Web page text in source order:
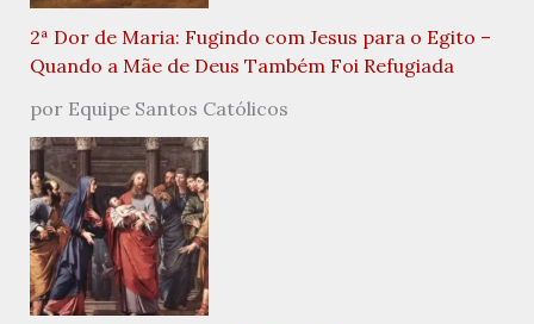
2ª Dor de Maria: Fugindo com Jesus para o Egito –
Quando a Mãe de Deus Também Foi Refugiada
por Equipe Santos Católicos